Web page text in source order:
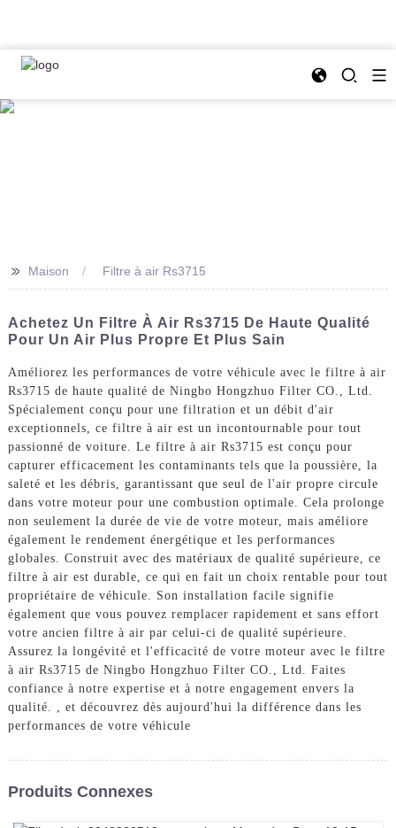
>> Maison Filtre à air Rs3715
Achetez Un Filtre À Air Rs3715 De Haute Qualité
Pour Un Air Plus Propre Et Plus Sain
Améliorez les performances de votre véhicule avec le filtre à air
Rs3715 de haute qualité de Ningbo Hongzhuo Filter CO., Ltd.
Spécialement conçu pour une filtration et un débit d'air
exceptionnels, ce filtre à air est un incontournable pour tout
passionné de voiture. Le filtre à air Rs3715 est conçu pour
capturer efficacement les contaminants tels que la poussière, la
saleté et les débris, garantissant que seul de l'air propre circule
dans votre moteur pour une combustion optimale. Cela prolonge
non seulement la durée de vie de votre moteur, mais améliore
également le rendement énergétique et les performances
globales. Construit avec des matériaux de qualité supérieure, ce
filtre à air est durable, ce qui en fait un choix rentable pour tout
propriétaire de véhicule. Son installation facile signifie
également que vous pouvez remplacer rapidement et sans effort
votre ancien filtre à air par celui-ci de qualité supérieure.
Assurez la longévité et l'efficacité de votre moteur avec le filtre
à air Rs3715 de Ningbo Hongzhuo Filter CO., Ltd. Faites
confiance à notre expertise et à notre engagement envers la
qualité. , et découvrez dès aujourd'hui la différence dans les
performances de votre véhicule
Produits Connexes